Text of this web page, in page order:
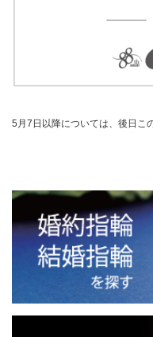
5月7日以降については、後日こ